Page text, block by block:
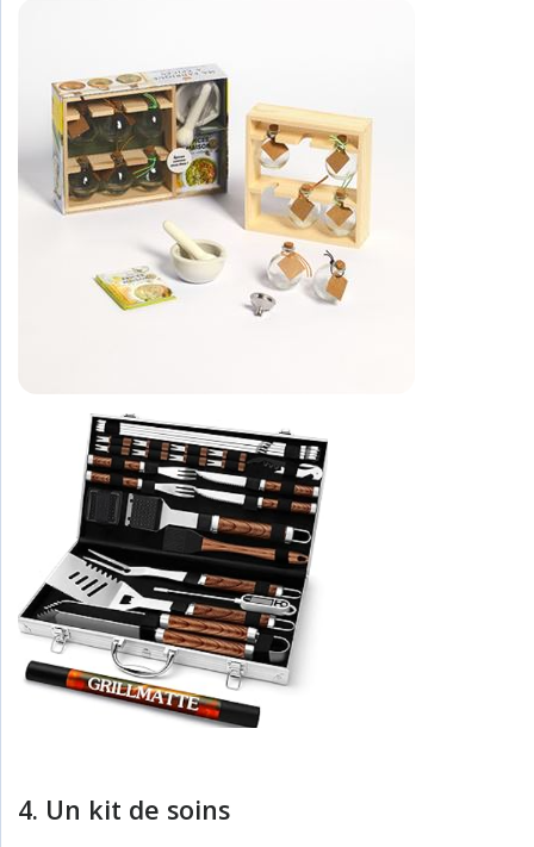
4. Un kit de soins